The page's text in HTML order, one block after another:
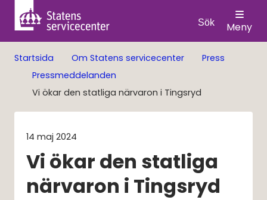
Sök Meny
Startsida Om Statens servicecenter
Press
Pressmeddelanden
Vi ökar den statliga närvaron i Tingsryd
14 maj 2024
Vi ökar den statliga
närvaron i Tingsryd